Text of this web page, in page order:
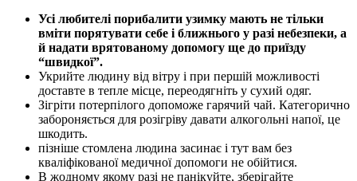
Усі любителі порибалити узимку мають не тільки
вміти порятувати себе і ближнього у разі небезпеки, а
й надати врятованому допомогу ще до приїзду
“швидкої”.
Укрийте людину від вітру і при першій можливості
доставте в тепле місце, переодягніть у сухий одяг.
Зігріти потерпілого допоможе гарячий чай. Категорично
забороняється для розігріву давати алкогольні напої, це
шкодить.
пізніше стомлена людина засинає і тут вам без
кваліфікованої медичної допомоги не обійтися.
В жодному якому разі не панікуйте, зберігайте